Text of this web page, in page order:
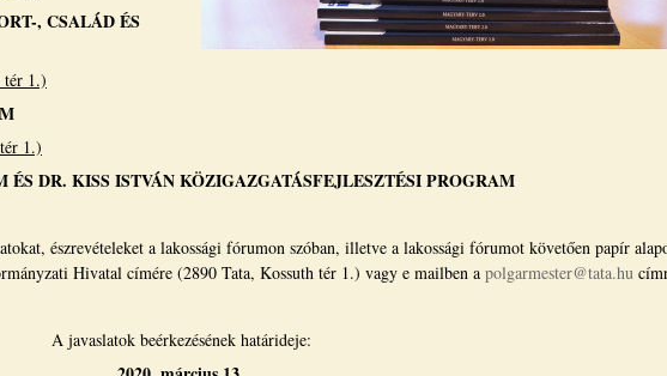
, CSALÁD ÉS
tér 1.)
1.)
DR. KISS ISTVÁN KÖZIGAZGATÁSFEJLESZTÉSI PROGRAM
észrevételeket a lakossági fórumon szóban, illetve a lakossági fórumot követően papír
Hivatal címére (2890 Tata, Kossuth tér 1.) vagy e mailben apolgarmester@tata.hu
A javaslatok beérkezésének határideje: